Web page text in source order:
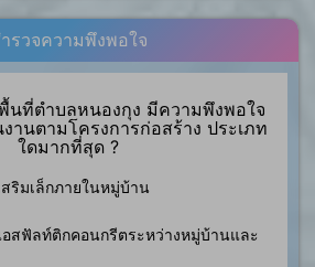
รวจความพึงพอใจ
นที่ตำบลหนองกุง มีความพึงพอใจ
านตามโครงการก่อสร้าง ประเภท
ใดมากที่สุด ?
ริมเล็กภายในหมู่บ้าน
สฟัลท์ติกคอนกรีตระหว่างหมู่บ้านและ